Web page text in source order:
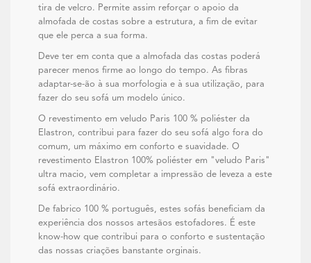
tira de velcro. Permite assim reforçar o apoio da
almofada de costas sobre a estrutura, a fim de evitar
que ele perca a sua forma.
Deve ter em conta que a almofada das costas poderá
parecer menos firme ao longo do tempo. As fibras
adaptar-se-ão à sua morfologia e à sua utilização, para
fazer do seu sofá um modelo único.
O revestimento em veludo Paris 100 % poliéster da
Elastron, contribui para fazer do seu sofá algo fora do
comum, um máximo em conforto e suavidade. O
revestimento Elastron 100% poliéster em "veludo Paris"
ultra macio, vem completar a impressão de leveza a este
sofá extraordinário.
De fabrico 100 % português, estes sofás beneficiam da
experiência dos nossos artesãos estofadores. É este
know-how que contribui para o conforto e sustentação
das nossas criações banstante orginais.